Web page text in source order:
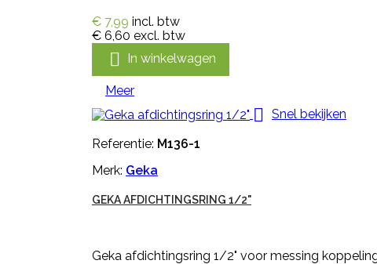
€ 7,99 incl. btw
€ 6,60 excl. btw
 In winkelwagen
Meer
 Snel bekijken
Referentie: M136-1
Merk: Geka
GEKA AFDICHTINGSRING 1/2"
Geka afdichtingsring 1/2" voor messing